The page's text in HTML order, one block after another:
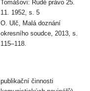
Tomášovi: Rudé právo 25.
11. 1952, s. 5
O. Ulč, Malá doznání
okresního soudce, 2013, s.
115–118.
publikační činnosti